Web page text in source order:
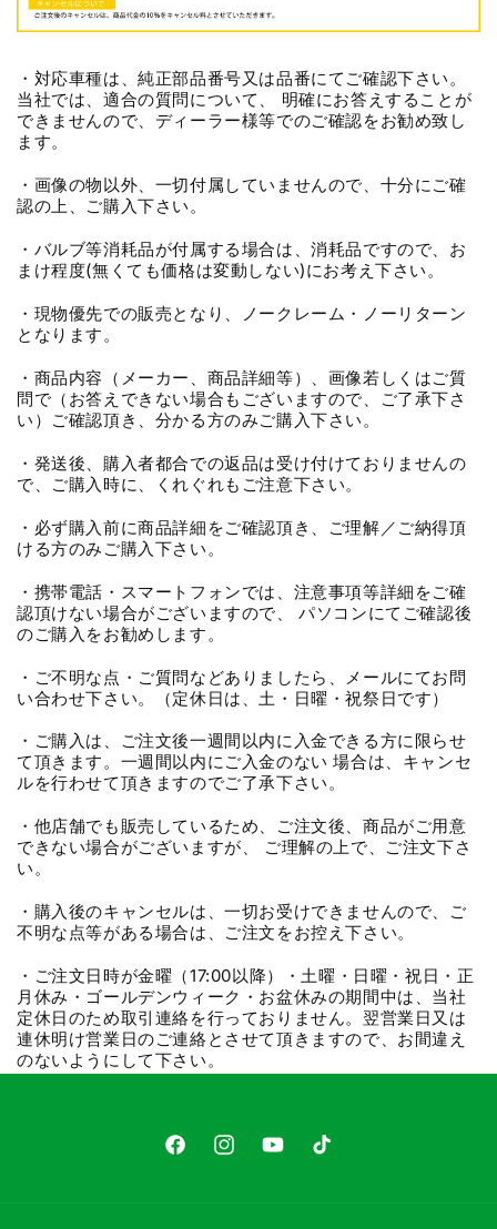
・対応車種は、純正部品番号又は品番にてご確認下さい。
当社では、適合の質問について、 明確にお答えすることが
できませんので、ディーラー様等でのご確認をお勧め致し
ます。
・画像の物以外、一切付属していませんので、十分にご確
認の上、ご購入下さい。
・バルブ等消耗品が付属する場合は、消耗品ですので、お
まけ程度(無くても価格は変動しない)にお考え下さい。
・現物優先での販売となり、ノークレーム・ノーリターン
となります。
・商品内容（メーカー、商品詳細等）、画像若しくはご質
問で（お答えできない場合もございますので、ご了承下さ
い）ご確認頂き、分かる方のみご購入下さい。
・発送後、購入者都合での返品は受け付けておりませんの
で、ご購入時に、くれぐれもご注意下さい。
・必ず購入前に商品詳細をご確認頂き、ご理解／ご納得頂
ける方のみご購入下さい。
・携帯電話・スマートフォンでは、注意事項等詳細をご確
認頂けない場合がございますので、 パソコンにてご確認後
のご購入をお勧めします。
・ご不明な点・ご質問などありましたら、メールにてお問
い合わせ下さい。（定休日は、土・日曜・祝祭日です）
・ご購入は、ご注文後一週間以内に入金できる方に限らせ
て頂きます。一週間以内にご入金のない 場合は、キャンセ
ルを行わせて頂きますのでご了承下さい。
・他店舗でも販売しているため、ご注文後、商品がご用意
できない場合がございますが、 ご理解の上で、ご注文下さ
い。
・購入後のキャンセルは、一切お受けできませんので、ご
不明な点等がある場合は、ご注文をお控え下さい。
・ご注文日時が金曜（17:00以降）・土曜・日曜・祝日・正
月休み・ゴールデンウィーク・お盆休みの期間中は、当社
定休日のため取引連絡を行っておりません。翌営業日又は
連休明け営業日のご連絡とさせて頂きますので、お間違え
のないようにして下さい。
FacebookInstagramYouTubeTikTok